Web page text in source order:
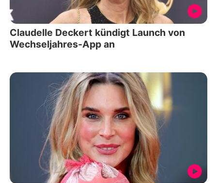
Claudelle Deckert kündigt Launch von
Wechseljahres-App an